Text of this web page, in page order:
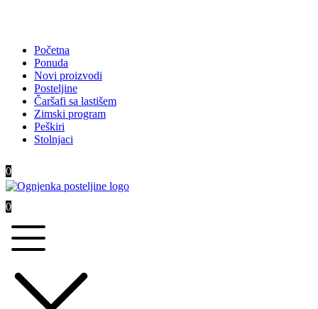
Početna
Ponuda
Novi proizvodi
Posteljine
Čaršafi sa lastišem
Zimski program
Peškiri
Stolnjaci
0
0